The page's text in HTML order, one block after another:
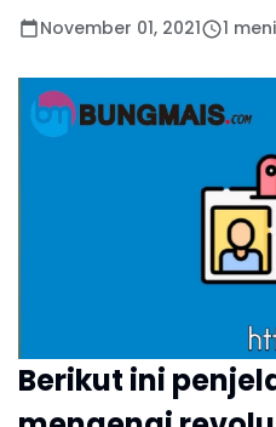
November 01, 2021 1
Berikut ini